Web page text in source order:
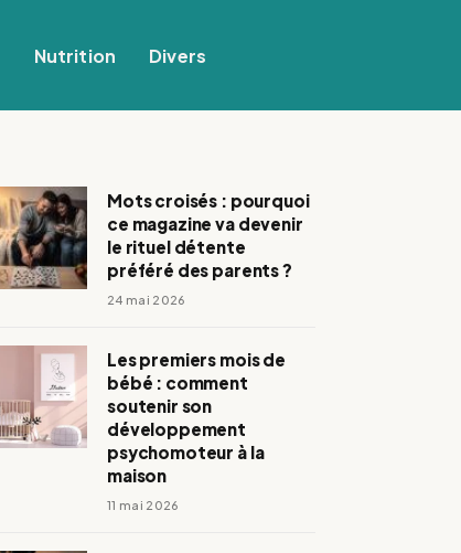
Nutrition Divers
Mots croisés : pourquoi
ce magazine va devenir
le rituel détente
préféré des parents ?
24 mai 2026
Les premiers mois de
bébé : comment
soutenir son
développement
psychomoteur à la
maison
11 mai 2026